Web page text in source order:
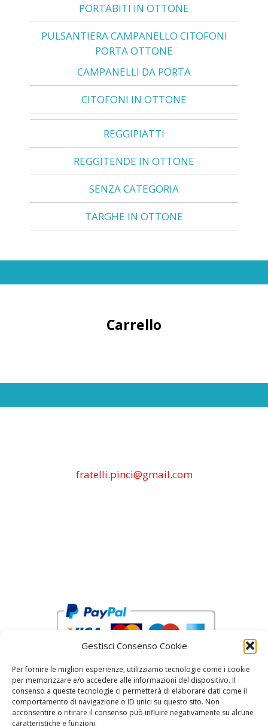
Gestisci Consenso Cookie
Per fornire le migliori esperienze, utilizziamo tecnologie come i cookie
per memorizzare e/o accedere alle informazioni del dispositivo. Il
consenso a queste tecnologie ci permetterà di elaborare dati come il
comportamento di navigazione o ID unici su questo sito. Non
acconsentire o ritirare il consenso può influire negativamente su alcune
caratteristiche e funzioni.
PORTABITI IN OTTONE
PULSANTIERA CAMPANELLO CITOFONI
PORTA OTTONE
CAMPANELLI DA PORTA
CITOFONI IN OTTONE
REGGIPIATTI
REGGITENDE IN OTTONE
SENZA CATEGORIA
TARGHE IN OTTONE
Carrello
fratelli.pinci@gmail.com
reCAPTCHA Google’s Privacy Policy and